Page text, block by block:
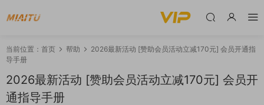
当前位置： 首页 帮助
2026最新活动 [赞助会员活动立减170元] 会员开通指
导手册
2026最新活动 [赞助会员活动立减170元] 会员开
通指导手册